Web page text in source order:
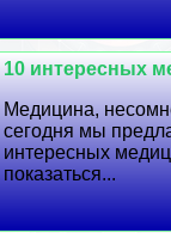
10 интересных
Медицина,
сегодня мы
интересных
показаться...